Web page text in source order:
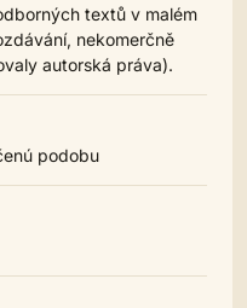
textů v malém
nekomerčně
autorská práva).
podobu